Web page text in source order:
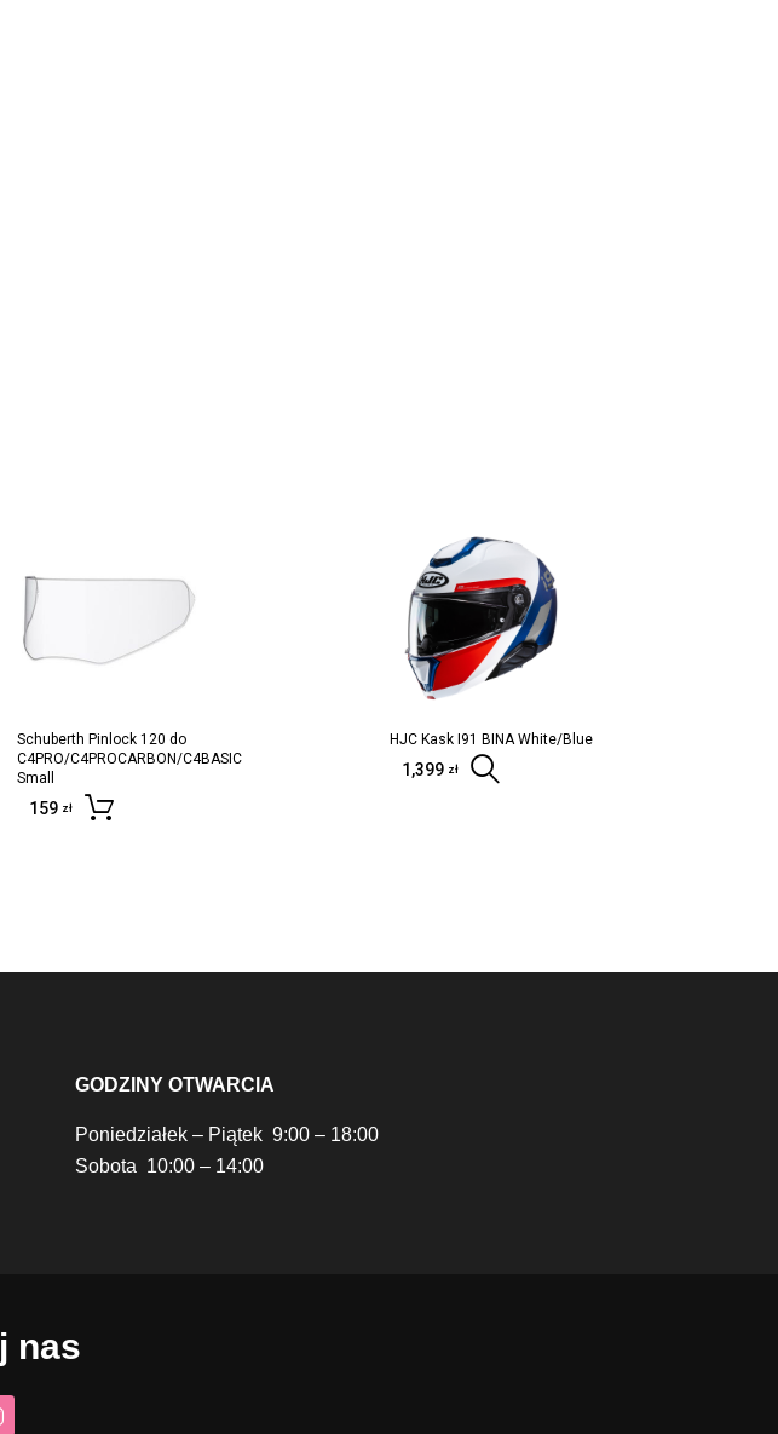
Schuberth Pinlock 120 do
C4PRO/C4PROCARBON/C4BASIC
Small
159 zł
HJC Kask I91 BINA White/Blue
1,399 zł
GODZINY OTWARCIA
Poniedziałek – Piątek 9:00 – 18:00
Sobota 10:00 – 14:00
nas